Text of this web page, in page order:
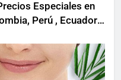
Especiales en
Perú , Ecuador,